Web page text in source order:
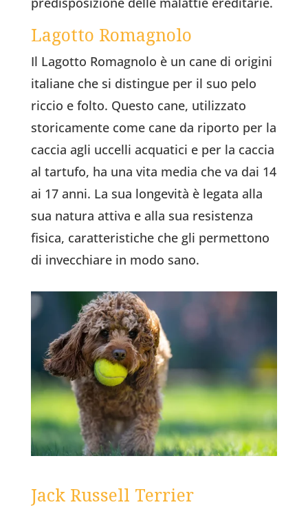
Lagotto Romagnolo
Il Lagotto Romagnolo è un cane di origini
italiane che si distingue per il suo pelo
riccio e folto. Questo cane, utilizzato
storicamente come cane da riporto per la
caccia agli uccelli acquatici e per la caccia
al tartufo, ha una vita media che va dai 14
ai 17 anni. La sua longevità è legata alla
sua natura attiva e alla sua resistenza
fisica, caratteristiche che gli permettono
di invecchiare in modo sano.
Jack Russell Terrier